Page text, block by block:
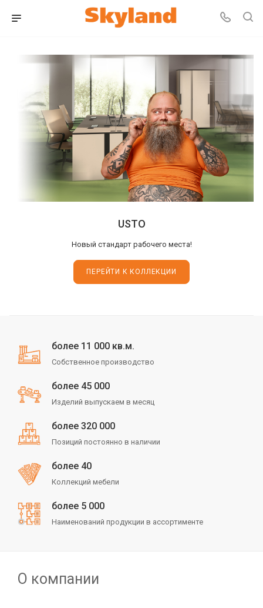
USTO
Новый стандарт рабочего места!
ПЕРЕЙТИ К КОЛЛЕКЦИИ
более 11 000 кв.м.
Собственное производство
более 45 000
Изделий выпускаем в месяц
более 320 000
Позиций постоянно в наличии
более 40
Коллекций мебели
более 5 000
Наименований продукции в ассортименте
О компании